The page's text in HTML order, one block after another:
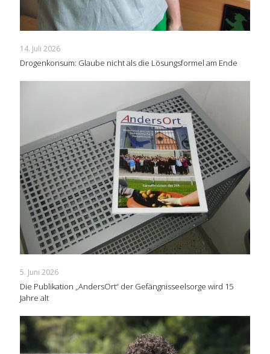
14. Juli 2026
Drogenkonsum: Glaube nicht als die Lösungsformel am Ende
5. Juni 2026
Die Publikation „AndersOrt“ der Gefängnisseelsorge wird 15
Jahre alt